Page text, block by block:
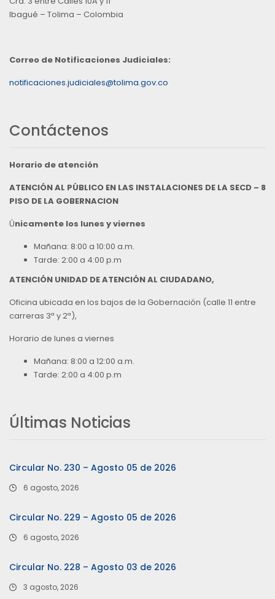
Ibagué – Tolima – Colombia
Correo de Notificaciones Judiciales:
notificaciones.judiciales@tolima.gov.co
Contáctenos
Horario de atención
ATENCIÓN AL PÚBLICO EN LAS INSTALACIONES DE LA SECD – 8
PISO DE LA GOBERNACION
Únicamente los lunes y viernes
Mañana: 8:00 a 10:00 a.m.
Tarde: 2:00 a 4:00 p.m
ATENCIÓN UNIDAD DE ATENCIÓN AL CIUDADANO,
Oficina ubicada en los bajos de la Gobernación (calle 11 entre
carreras 3ª y 2ª),
Horario de lunes a viernes
Mañana: 8:00 a 12:00 a.m.
Tarde: 2:00 a 4:00 p.m
Últimas Noticias
Circular No. 230 – Agosto 05 de 2026
6 agosto, 2026
Circular No. 229 – Agosto 05 de 2026
6 agosto, 2026
Circular No. 228 – Agosto 03 de 2026
3 agosto, 2026